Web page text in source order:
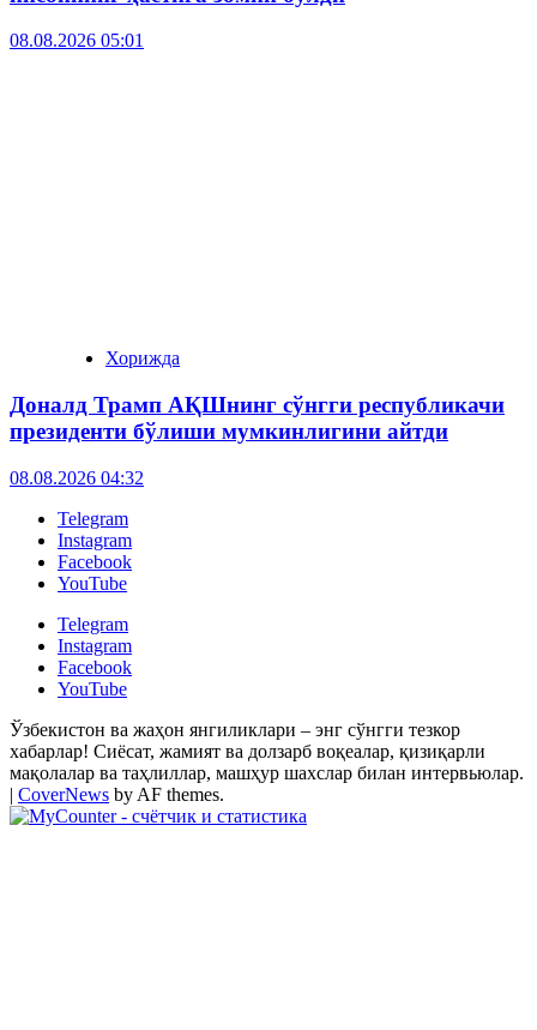
08.08.2026 05:01
Хорижда
Доналд Трамп АҚШнинг сўнгги республикачи
президенти бўлиши мумкинлигини айтди
08.08.2026 04:32
Telegram
Instagram
Facebook
YouTube
Telegram
Instagram
Facebook
YouTube
Ўзбекистон ва жаҳон янгиликлари – энг сўнгги тезкор
хабарлар! Сиёсат, жамият ва долзарб воқеалар, қизиқарли
мақолалар ва таҳлиллар, машҳур шахслар билан интервьюлар.
| CoverNews by AF themes.